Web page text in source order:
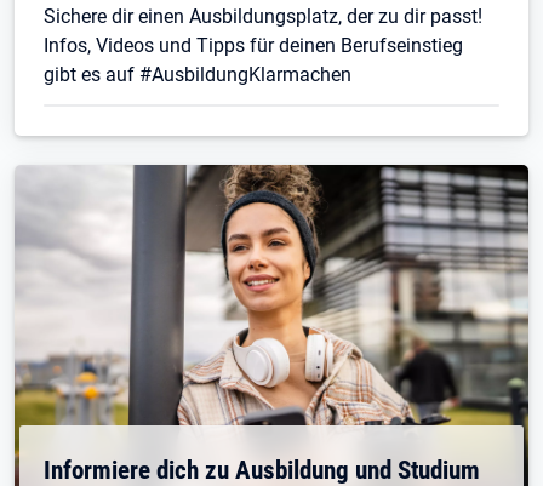
Sichere dir einen Ausbildungsplatz, der zu dir passt!
Infos, Videos und Tipps für deinen Berufseinstieg
gibt es auf #AusbildungKlarmachen
Informiere dich zu Ausbildung und Studium